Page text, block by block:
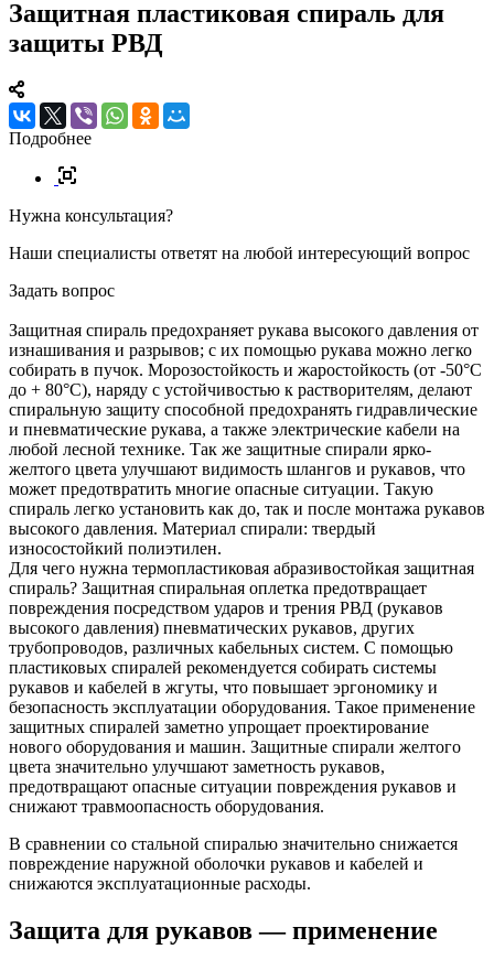
Защитная пластиковая спираль для
защиты РВД
Подробнее
Нужна консультация?
Наши специалисты ответят на любой интересующий вопрос
Задать вопрос
Защитная спираль предохраняет рукава высокого давления от
изнашивания и разрывов; с их помощью рукава можно легко
собирать в пучок. Морозостойкость и жаростойкость (от -50°С
до + 80°С), наряду с устойчивостью к растворителям, делают
спиральную защиту способной предохранять гидравлические
и пневматические рукава, а также электрические кабели на
любой лесной технике. Так же защитные спирали ярко-
желтого цвета улучшают видимость шлангов и рукавов, что
может предотвратить многие опасные ситуации. Такую
спираль легко установить как до, так и после монтажа рукавов
высокого давления. Материал спирали: твердый
износостойкий полиэтилен.
Для чего нужна термопластиковая абразивостойкая защитная
спираль? Защитная спиральная оплетка предотвращает
повреждения посредством ударов и трения РВД (рукавов
высокого давления) пневматических рукавов, других
трубопроводов, различных кабельных систем. С помощью
пластиковых спиралей рекомендуется собирать системы
рукавов и кабелей в жгуты, что повышает эргономику и
безопасность эксплуатации оборудования. Такое применение
защитных спиралей заметно упрощает проектирование
нового оборудования и машин. Защитные спирали желтого
цвета значительно улучшают заметность рукавов,
предотвращают опасные ситуации повреждения рукавов и
снижают травмоопасность оборудования.
В сравнении со стальной спиралью значительно снижается
повреждение наружной оболочки рукавов и кабелей и
снижаются эксплуатационные расходы.
Защита для рукавов — применение